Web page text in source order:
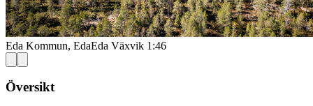
Eda Kommun, EdaEda Växvik 1:46
Översikt